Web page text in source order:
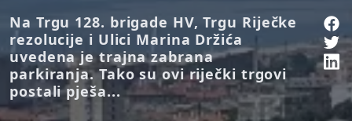
Na Trgu 128. brigade HV, Trgu Riječke
rezolucije i Ulici Marina Držića
uvedena je trajna zabrana
parkiranja. Tako su ovi riječki trgovi
postali pješa...